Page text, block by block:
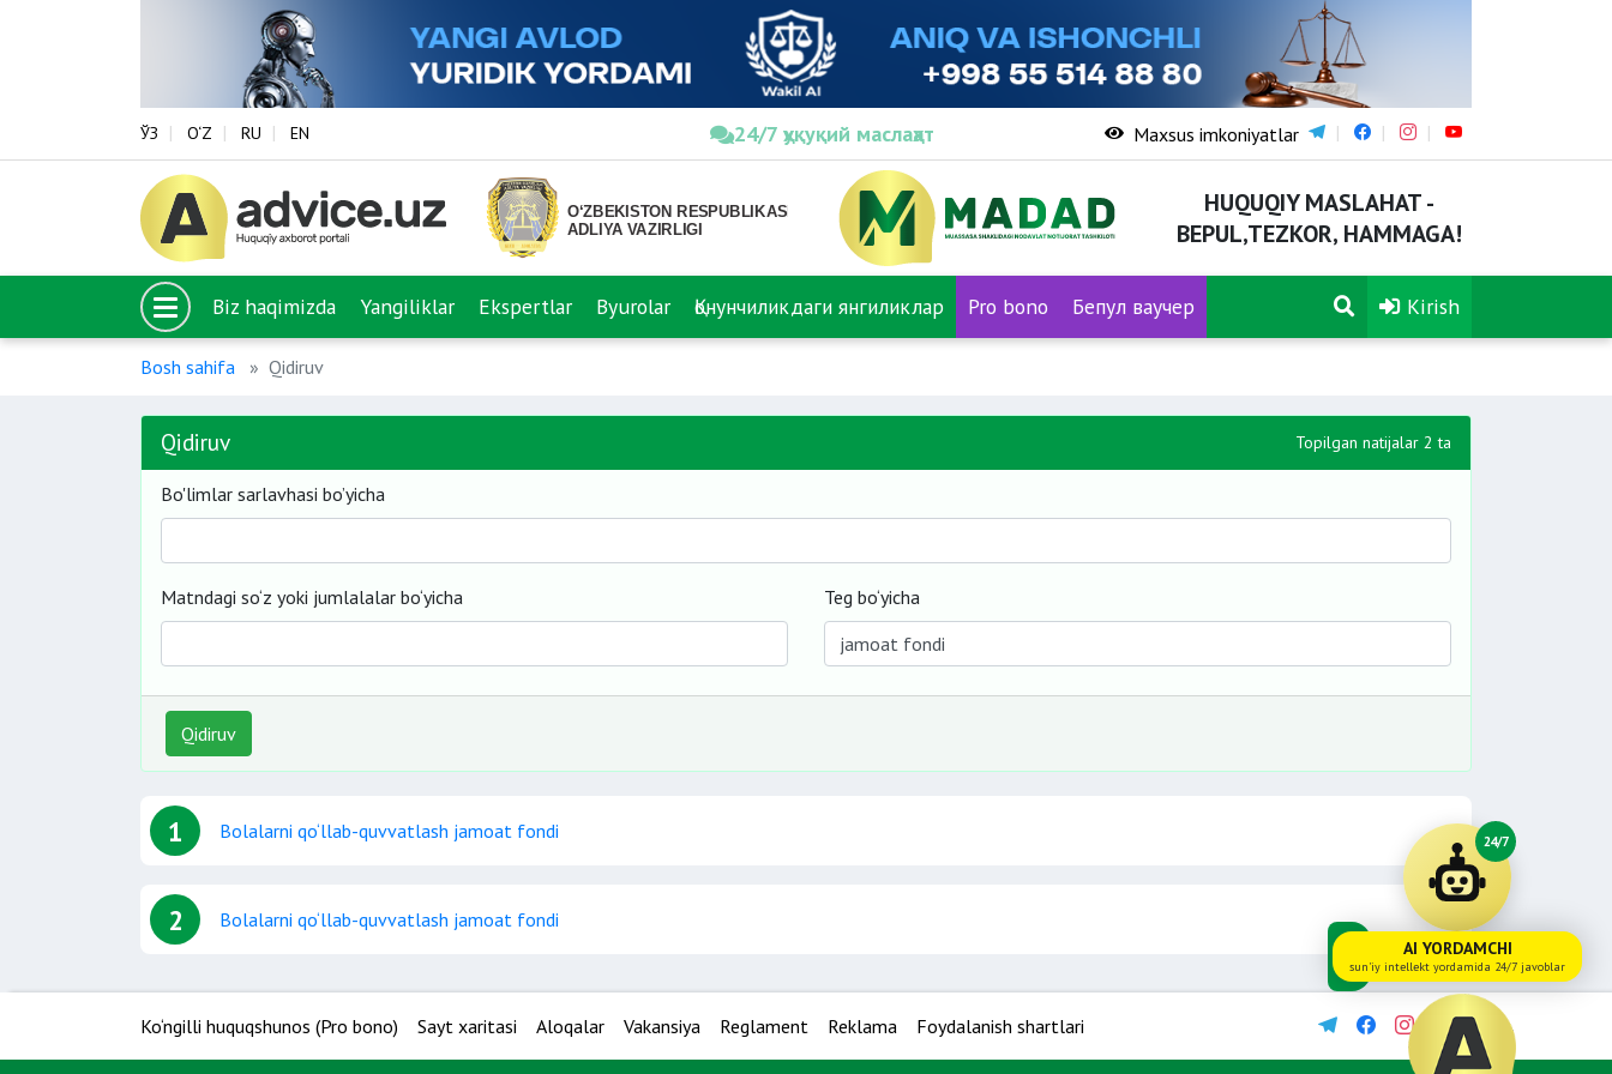
ЎЗ O‘Z RU EN 24/7 ҳуқуқий маслаҳат Maxsus imkoniyatlar
HUQUQIY MASLAHAT -
BEPUL,TEZKOR, HAMMAGA!
Biz haqimizda Yangiliklar Ekspertlar Byurolar Қонунчиликдаги янгиликлар Pro bono Бепул ваучер Kirish
Bosh sahifa Qidiruv
Qidiruv Topilgan natijalar 2 ta
Bo'limlar sarlavhasi bo’yicha
Matndagi so‘z yoki jumlalalar bo‘yicha Teg bo‘yicha
Qidiruv
1 Bolalarni qo‘llab-quvvatlash jamoat fondi
2 Bolalarni qo‘llab-quvvatlash jamoat fondi
Ko‘ngilli huquqshunos (Pro bono) Sayt xaritasi Aloqalar Vakansiya Reglament Reklama Foydalanish shartlari
24/7
AI YORDAMCHI
sun'iy intellekt yordamida 24/7 javoblar